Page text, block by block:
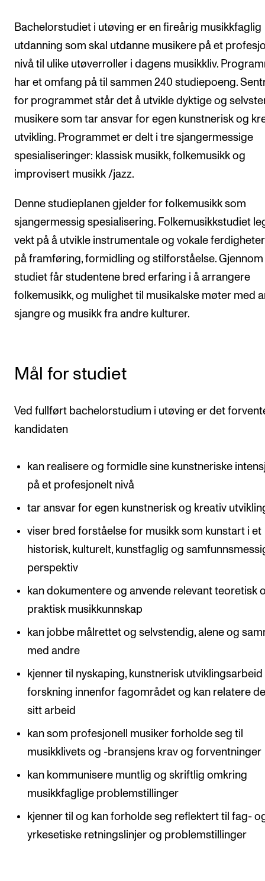
Samarbeidsprosjekter
Nettverk
IN.TUNE
AKTUELT
Arrangementer og konserter
Nyheter og historier
Ledige stillinger
INFO
Om Norges musikkhøgskole
Kontakt oss
Finn ansatte
For ansatte og studenter
Bachelorstudiet i utøving er en fireårig musikkfaglig
utdanning som skal utdanne musikere på et
nivå til ulike utøverroller i dagens musikkliv.
har et omfang på til sammen 240 studiepoeng.
for programmet står det å utvikle dyktige og
musikere som tar ansvar for egen kunstnerisk og
utvikling. Programmet er delt i tre sjangermessige
spesialiseringer: klassisk musikk, folkemusikk og
improvisert musikk /jazz.
Denne studieplanen gjelder for folkemusikk som
sjangermessig spesialisering. Folkemusikkstudiet
vekt på å utvikle instrumentale og vokale
på framføring, formidling og stilforståelse. Gjennom
studiet får studentene bred erfaring i å arrangere
folkemusikk, og mulighet til musikalske møter med
sjangre og musikk fra andre kulturer.
Mål for studiet
Ved fullført bachelorstudium i utøving er det
kandidaten
kan realisere og formidle sine kunstneriske
på et profesjonelt nivå
tar ansvar for egen kunstnerisk og kreativ
viser bred forståelse for musikk som kunstart i et
historisk, kulturelt, kunstfaglig og
perspektiv
kan dokumentere og anvende relevant teoretisk
praktisk musikkunnskap
kan jobbe målrettet og selvstendig, alene og
med andre
kjenner til nyskaping, kunstnerisk
forskning innenfor fagområdet og kan relatere
sitt arbeid
kan som profesjonell musiker forholde seg til
musikklivets og -bransjens krav og forventninger
kan kommunisere muntlig og skriftlig omkring
musikkfaglige problemstillinger
kjenner til og kan forholde seg reflektert til fag-
yrkesetiske retningslinjer og problemstillinger